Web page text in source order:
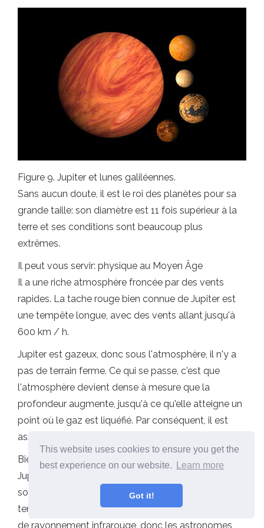
This website uses cookies to ensure you get the
best experience on our website.
Learn more
Got it!
Figure 9. Jupiter et lunes galiléennes.
Sans aucun doute, il est le roi des planètes pour sa
grande taille: son diamètre est 11 fois supérieur à la
terre et ses conditions sont beaucoup plus
extrêmes.
Il peut vous servir: physique au Moyen Âge
Il a une riche atmosphère froncée par des vents
rapides. La tache rouge bien connue de Jupiter est
une tempête longue, avec des vents allant jusqu'à
600 km / h.
Jupiter est gazeux, donc sous l'atmosphère, il n'y a
pas de terrain ferme. Ce qui se passe, c'est que
l'atmosphère devient dense à mesure que la
profondeur augmente, jusqu'à ce qu'elle atteigne un
point où le gaz est liquéfié. Par conséquent, il est
assez amer aux pôles, à cause de la rotation.
Bien que la plupart de la question qui compose
Jupiter soit l'hydrogène et l'hélium - comme le
soleil-inside, il a un noyau d'éléments lourds à haute
température. En fait, le géant gazeux est une source
de rayonnement infrarouge, donc les astronomes